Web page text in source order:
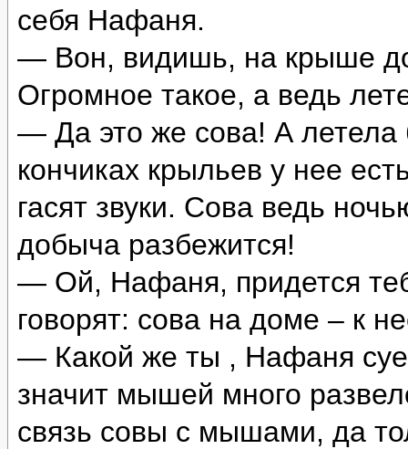
себя Нафаня.
— Вон, видишь, на крыше
Огромное такое, а ведь
— Да это же сова! А летела
кончиках крыльев у нее
гасят звуки. Сова ведь
добыча разбежится!
— Ой, Нафаня, придется
говорят: сова на доме – к
— Какой же ты , Нафаня
значит мышей много
связь совы с мышами, да